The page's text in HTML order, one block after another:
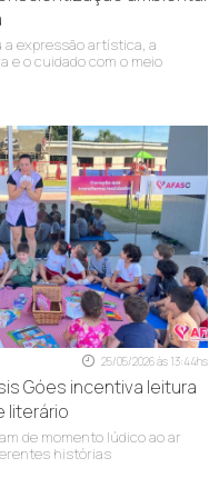
075
000
CEP: 88815-500
450
88816-500
expressão artística, a
e o cuidado com o meio
25/05/2026 às 13:44hs
Góes incentiva leitura
literário
de momento lúdico ao ar
histórias